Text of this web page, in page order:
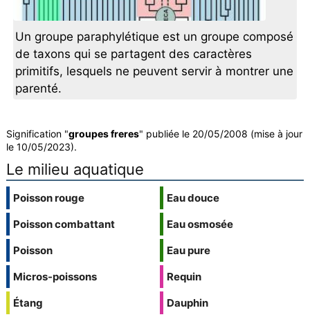
Un groupe paraphylétique est un groupe composé
de taxons qui se partagent des caractères
primitifs, lesquels ne peuvent servir à montrer une
parenté.
Signification "groupes freres" publiée le 20/05/2008 (mise à jour
le 10/05/2023).
Le milieu aquatique
Poisson rouge
Poisson combattant
Poisson
Micros-poissons
Étang
Eau douce
Eau osmosée
Eau pure
Requin
Dauphin